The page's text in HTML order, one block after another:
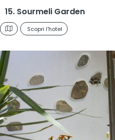
15. Sourmeli Garden
Scopri l'hotel